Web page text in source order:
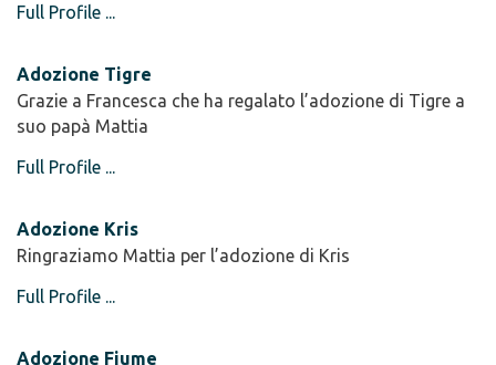
Full Profile ...
Adozione Tigre
Grazie a Francesca che ha regalato l’adozione di Tigre a
suo papà Mattia
Full Profile ...
Adozione Kris
Ringraziamo Mattia per l’adozione di Kris
Full Profile ...
Adozione Fiume